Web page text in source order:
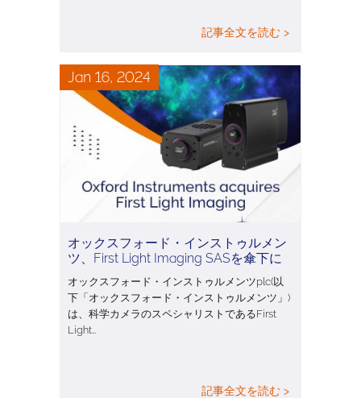
記事全文を読む >
Jan 16, 2024
オックスフォード・インストゥルメン
ツ、First Light Imaging SASを傘下に
オックスフォード・インストゥルメンツplc(以
下「オックスフォード・インストゥルメンツ」)
は、科学カメラのスペシャリストであるFirst
Light…
記事全文を読む >